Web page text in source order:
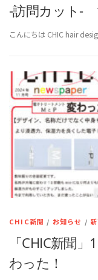
-訪問カット-
こんにちは CHIC hair
CHIC新聞 / お知らせ /
「CHIC新聞
わった！